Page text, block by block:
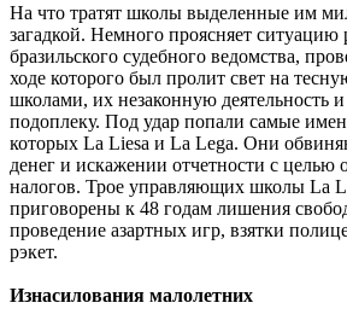
На что тратят школы выделенные им
загадкой. Немного проясняет ситуацию
бразильского судебного ведомства,
ходе которого был пролит свет на
школами, их незаконную деятельность
подоплеку. Под удар попали самые
которых La Liesa и La Lega. Они
денег и искажении отчетности с целью
налогов. Трое управляющих школы La
приговорены к 48 годам лишения
проведение азартных игр, взятки
рэкет.
Изнасилования малолетних